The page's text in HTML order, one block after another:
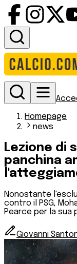
Homepage
news
Lezione di
panchina
Nonostante
contro il PSG,
Pearce per la
Giovanni